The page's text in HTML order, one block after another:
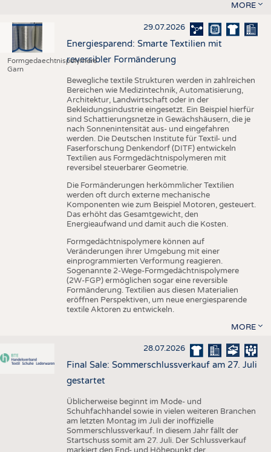
MORE
Formgedaechtnispolymere
Garn
29.07.2026
Energiesparend: Smarte Textilien mit
reversibler Formänderung
Bewegliche textile Strukturen werden in zahlreichen
Bereichen wie Medizintechnik, Automatisierung,
Architektur, Landwirtschaft oder in der
Bekleidungsindustrie eingesetzt. Ein Beispiel hierfür
sind Schattierungsnetze in Gewächshäusern, die je
nach Sonnenintensität aus- und eingefahren
werden. Die Deutschen Institute für Textil- und
Faserforschung Denkendorf (DITF) entwickeln
Textilien aus Formgedächtnispolymeren mit
reversibel steuerbarer Geometrie.
Die Formänderungen herkömmlicher Textilien
werden oft durch externe mechanische
Komponenten wie zum Beispiel Motoren, gesteuert.
Das erhöht das Gesamtgewicht, den
Energieaufwand und damit auch die Kosten.
Formgedächtnispolymere können auf
Veränderungen ihrer Umgebung mit einer
einprogrammierten Verformung reagieren.
Sogenannte 2-Wege-Formgedächtnispolymere
(2W-FGP) ermöglichen sogar eine reversible
Formänderung. Textilien aus diesen Materialien
eröffnen Perspektiven, um neue energiesparende
textile Aktoren zu entwickeln.
MORE
28.07.2026
Final Sale: Sommerschlussverkauf am 27. Juli
gestartet
Üblicherweise beginnt im Mode- und
Schuhfachhandel sowie in vielen weiteren Branchen
am letzten Montag im Juli der inoffizielle
Sommerschlussverkauf. In diesem Jahr fällt der
Startschuss somit am 27. Juli. Der Schlussverkauf